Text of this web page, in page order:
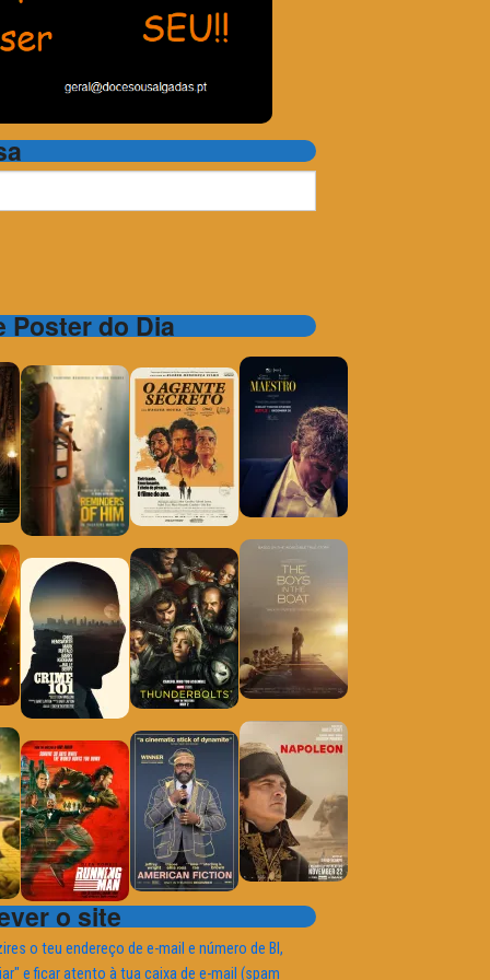
Poster do Dia
o site
o teu endereço de e-mail e número de BI,
e ficar atento à tua caixa de e-mail (spam